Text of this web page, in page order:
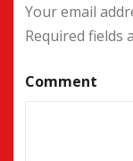
Your email
Required fields
Comment